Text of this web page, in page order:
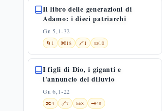
Il libro delle generazioni di
Adamo: i dieci patriarchi
Gn 5,1-32
🌀 1 🔀18 🔗1 📜10
I figli di Dio, i giganti e
l'annuncio del diluvio
Gn 6,1-22
🔀4 🔗7 📜8 🗝️48